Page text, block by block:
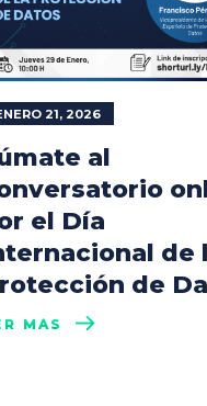
21, 2026
al
el Día
de
de
MÁS